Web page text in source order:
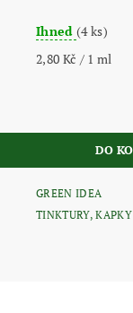
Ihned(4 ks)
2,80 Kč / 1 ml
GREEN IDEA
TINKTURY, KAPKY